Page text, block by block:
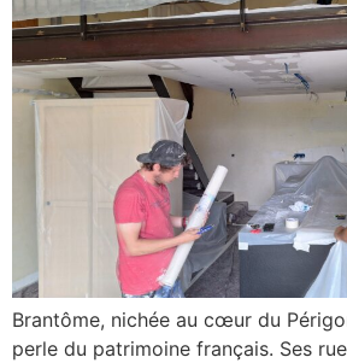
Brantôme, nichée au cœur du
perle du patrimoine français. Ses